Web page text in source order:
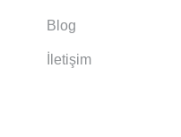
Blog
İletişim